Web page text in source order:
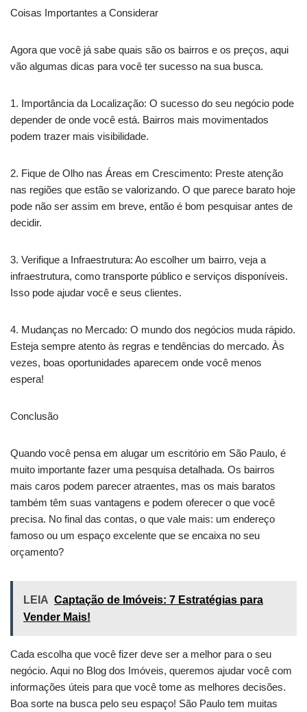
Coisas Importantes a Considerar
Agora que você já sabe quais são os bairros e os preços, aqui
vão algumas dicas para você ter sucesso na sua busca.
1. Importância da Localização: O sucesso do seu negócio pode
depender de onde você está. Bairros mais movimentados
podem trazer mais visibilidade.
2. Fique de Olho nas Áreas em Crescimento: Preste atenção
nas regiões que estão se valorizando. O que parece barato hoje
pode não ser assim em breve, então é bom pesquisar antes de
decidir.
3. Verifique a Infraestrutura: Ao escolher um bairro, veja a
infraestrutura, como transporte público e serviços disponíveis.
Isso pode ajudar você e seus clientes.
4. Mudanças no Mercado: O mundo dos negócios muda rápido.
Esteja sempre atento às regras e tendências do mercado. Às
vezes, boas oportunidades aparecem onde você menos
espera!
Conclusão
Quando você pensa em alugar um escritório em São Paulo, é
muito importante fazer uma pesquisa detalhada. Os bairros
mais caros podem parecer atraentes, mas os mais baratos
também têm suas vantagens e podem oferecer o que você
precisa. No final das contas, o que vale mais: um endereço
famoso ou um espaço excelente que se encaixa no seu
orçamento?
LEIA Captação de Imóveis: 7 Estratégias para
Vender Mais!
Cada escolha que você fizer deve ser a melhor para o seu
negócio. Aqui no Blog dos Imóveis, queremos ajudar você com
informações úteis para que você tome as melhores decisões.
Boa sorte na busca pelo seu espaço! São Paulo tem muitas